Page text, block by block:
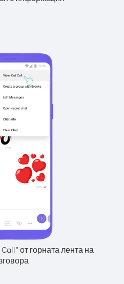
от горната лента на